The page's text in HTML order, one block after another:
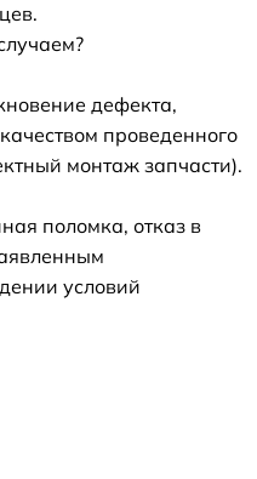
дефекта,
проведенного
монтаж запчасти).
поломка, отказ в
условий